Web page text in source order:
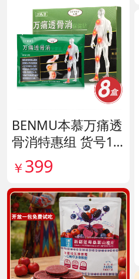
BENMU本慕万痛透
骨消特惠组 货号13
5254
￥ 399